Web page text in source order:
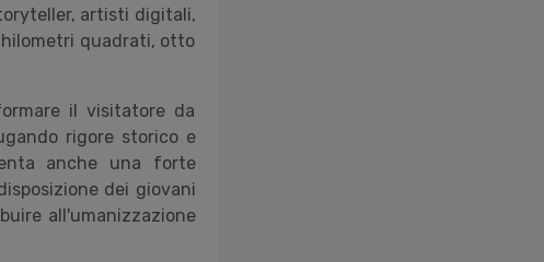
artisti digitali,
quadrati, otto
il visitatore da
rigore storico e
anche una forte
dei giovani
all'umanizzazione